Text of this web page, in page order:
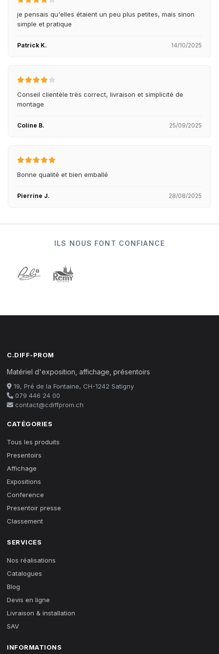
je pensais qu'elles étaient un peu plus petites, mais sinon
simple et pratique
Patrick K. 14/10/2025
Conseil clientèle très correct, livraison et simplicité de
montage
Coline B. 25/09/2025
Bonne qualité et bien emballé
Pierrine J. 28/08/2025
ILS NOUS FONT CONFIANCE
C.DIFF-PROM
Matériel d'exposition, affichage, présentoirs
19, Pré de la Fontaine, CH-1242 Satigny
079 446 24 00
contact@cdiffprom.ch
CATÉGORIES
Tous les produits
Presentoirs
Affichage
Expositions
Conference
Presentoir presse
Classement
SERVICES
Nos réalisations
Catalogues
Blog
Devis en ligne
Livraison & installation
SAV
INFORMATIONS